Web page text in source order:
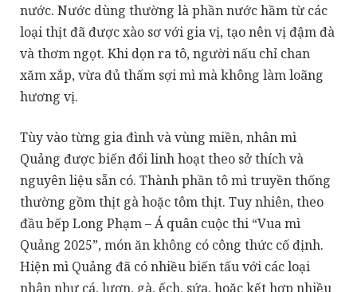
nước. Nước dùng thường là phần nước hầm từ các
loại thịt đã được xào sơ với gia vị, tạo nên vị đậm đà
và thơm ngọt. Khi dọn ra tô, người nấu chỉ chan
xăm xắp, vừa đủ thấm sợi mì mà không làm loãng
hương vị.
Tùy vào từng gia đình và vùng miền, nhân mì
Quảng được biến đổi linh hoạt theo sở thích và
nguyên liệu sẵn có. Thành phần tô mì truyền thống
thường gồm thịt gà hoặc tôm thịt. Tuy nhiên, theo
đầu bếp Long Phạm – Á quân cuộc thi “Vua mì
Quảng 2025”, món ăn không có công thức cố định.
Hiện mì Quảng đã có nhiều biến tấu với các loại
nhân như cá, lươn, gà, ếch, sứa, hoặc kết hợp nhiều